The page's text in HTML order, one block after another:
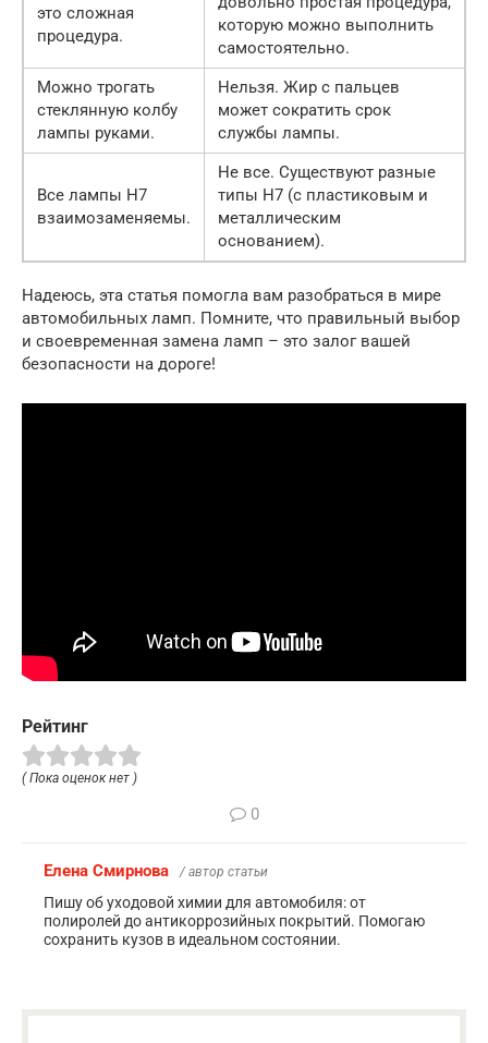
это сложная
процедура.
которую можно выполнить
самостоятельно.
Можно трогать
стеклянную колбу
лампы руками.
Нельзя. Жир с пальцев
может сократить срок
службы лампы.
Все лампы H7
взаимозаменяемы.
Не все. Существуют разные
типы H7 (с пластиковым и
металлическим
основанием).
Надеюсь, эта статья помогла вам разобраться в мире
автомобильных ламп. Помните, что правильный выбор
и своевременная замена ламп – это залог вашей
безопасности на дороге!
Рейтинг
( Пока оценок нет )
0
Елена Смирнова / автор статьи
Пишу об уходовой химии для автомобиля: от
полиролей до антикоррозийных покрытий. Помогаю
сохранить кузов в идеальном состоянии.